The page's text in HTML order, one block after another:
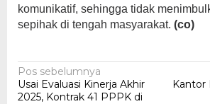
komunikatif, sehingga tidak
sepihak di tengah masyarakat. (co)
Navigasi
pos
Pos sebelumnya
Usai Evaluasi Kinerja Akhir
2025, Kontrak 41 PPPK di
Kantor